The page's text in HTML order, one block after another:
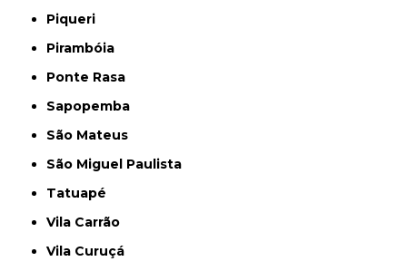
Piqueri
Pirambóia
Ponte Rasa
Sapopemba
São Mateus
São Miguel Paulista
Tatuapé
Vila Carrão
Vila Curuçá